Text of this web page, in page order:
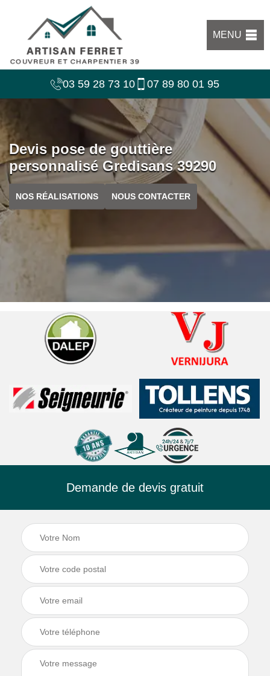
MENU
03 59 28 73 10 07 89 80 01 95
Devis pose de gouttière
personnalisé Gredisans 39290
NOS RÉALISATIONS NOUS CONTACTER
Demande de devis gratuit